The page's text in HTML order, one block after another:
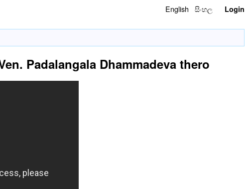
English සිංහල Login
Padalangala Dhammadeva thero